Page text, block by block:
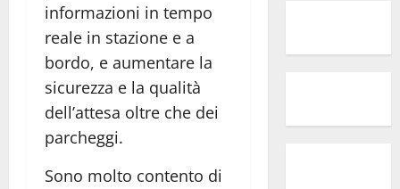
informazioni in tempo
reale in stazione e a
bordo, e aumentare la
sicurezza e la qualità
dell’attesa oltre che dei
parcheggi.
Sono molto contento di